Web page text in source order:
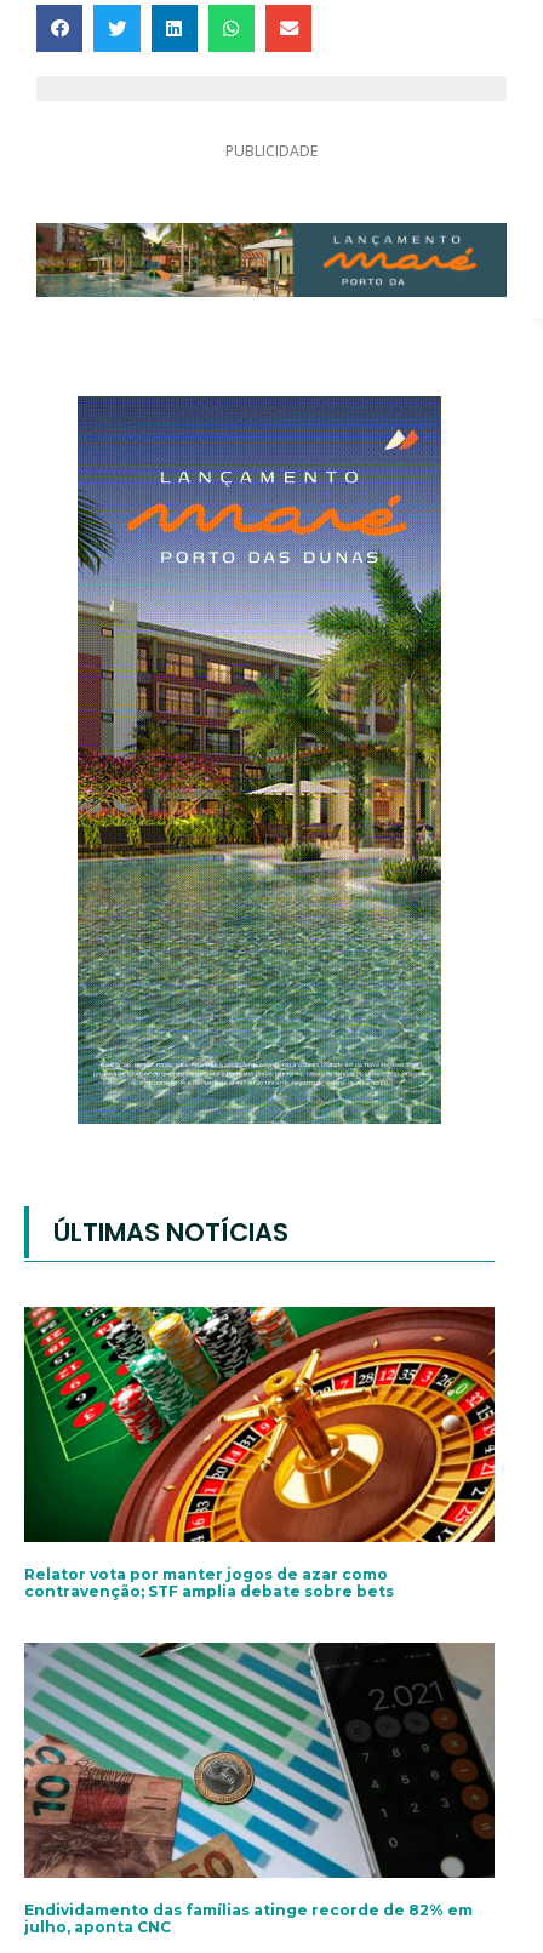
PUBLICIDADE
ÚLTIMAS NOTÍCIAS
Relator vota por manter jogos de azar como
contravenção; STF amplia debate sobre bets
Endividamento das famílias atinge recorde de 82% em
julho, aponta CNC